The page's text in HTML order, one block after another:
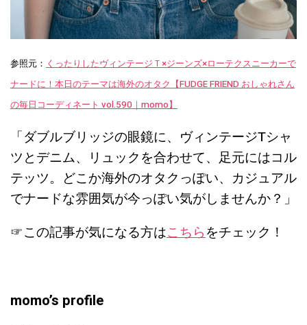
参照元： くったりしたヴィンテージＴ×ジーンズ×ローテクスニーカーで
ナードに！本日のテーマは海外のオタク【FUDGE FRIEND おしゃれさん
の毎日コーディネート vol.590｜momo】
「ダブルブリッジの眼鏡に、ヴィンテージTシャ
ツとデニム、リュックを合わせて、足元にはコル
テッツ。どこか海外のオタクっぽい、カジュアル
でナードな雰囲気が今っぽい気がしませんか？」
☞この記事が気になる方はこちらをチェック！
momo’s profile